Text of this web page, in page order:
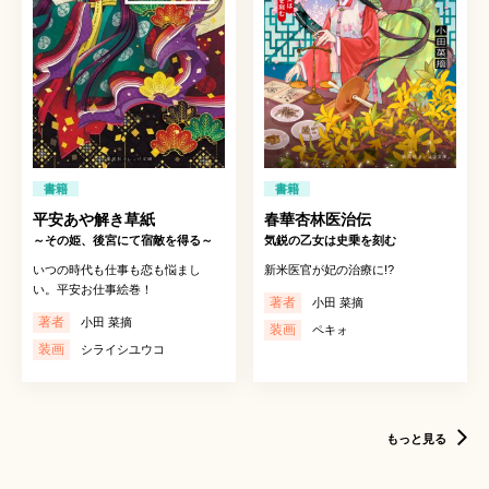
書籍
平安あや解き草紙
～その姫、後宮にて宿敵を得る～
いつの時代も仕事も恋も悩まし
い。平安お仕事絵巻！
著者 小田 菜摘
装画 シライシユウコ
書籍
春華杏林医治伝
気鋭の乙女は史乗を刻む
新米医官が妃の治療に!?
著者 小田 菜摘
装画 ペキォ
もっと見る